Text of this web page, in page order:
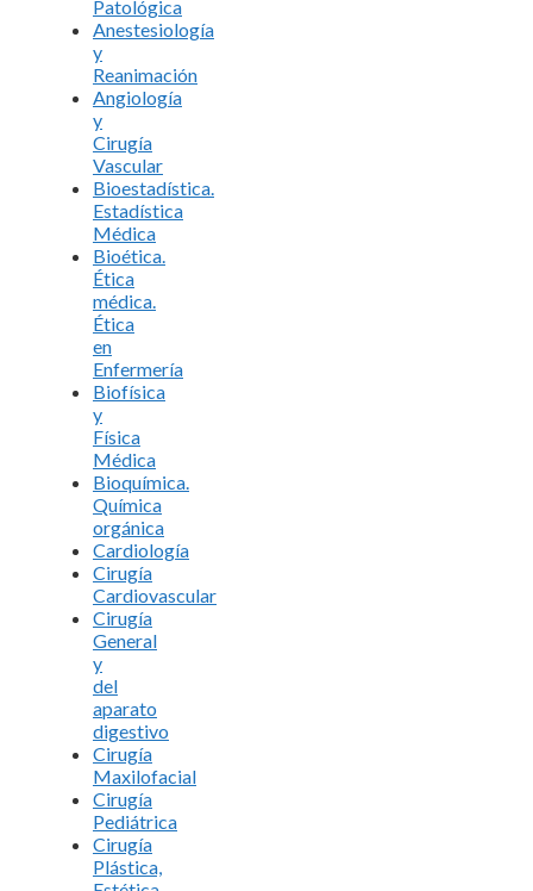
Patológica
Anestesiología
y
Reanimación
Angiología
y
Cirugía
Vascular
Bioestadística.
Estadística
Médica
Bioética.
Ética
médica.
Ética
en
Enfermería
Biofísica
y
Física
Médica
Bioquímica.
Química
orgánica
Cardiología
Cirugía
Cardiovascular
Cirugía
General
y
del
aparato
digestivo
Cirugía
Maxilofacial
Cirugía
Pediátrica
Cirugía
Plástica,